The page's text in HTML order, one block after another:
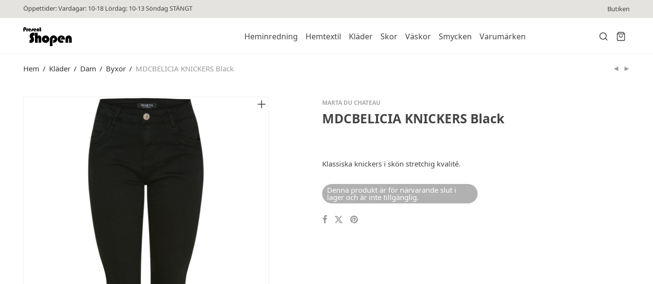
Öppettider: Vardagar: 10-18 Lördag: 10-13 Söndag STÄNGT Butiken
Heminredning Hemtextil Kläder Skor Väskor Smycken Varumärken
Hem / Kläder / Dam / Byxor / MDCBELICIA KNICKERS Black
MARTA DU CHATEAU
MDCBELICIA KNICKERS Black
Klassiska knickers i skön stretchig kvalité.
Denna produkt är för närvarande slut i
lager och är inte tillgänglig.